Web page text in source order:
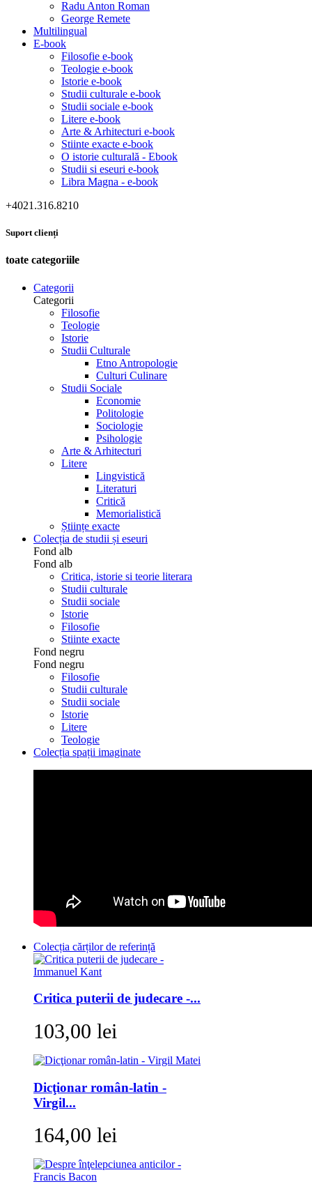
Radu Anton Roman
George Remete
Multilingual
E-book
Filosofie e-book
Teologie e-book
Istorie e-book
Studii culturale e-book
Studii sociale e-book
Litere e-book
Arte & Arhitecturi e-book
Stiinte exacte e-book
O istorie culturală - Ebook
Studii si eseuri e-book
Libra Magna - e-book
+4021.316.8210
Suport clienți
toate categoriile
Categorii
Categorii
Filosofie
Teologie
Istorie
Studii Culturale
Etno Antropologie
Culturi Culinare
Studii Sociale
Economie
Politologie
Sociologie
Psihologie
Arte & Arhitecturi
Litere
Lingvistică
Literaturi
Critică
Memorialistică
Științe exacte
Colecția de studii și eseuri
Fond alb
Fond alb
Critica, istorie si teorie literara
Studii culturale
Studii sociale
Istorie
Filosofie
Stiinte exacte
Fond negru
Fond negru
Filosofie
Studii culturale
Studii sociale
Istorie
Litere
Teologie
Colecția spații imaginate
Colecția cărților de referință
Critica puterii de judecare -...
103,00 lei
Dicţionar român-latin -
Virgil...
164,00 lei